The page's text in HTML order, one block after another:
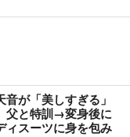
が「美しすぎる」
と特訓→変身後に
スーツに身を包み